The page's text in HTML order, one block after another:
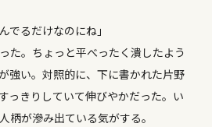
でるだけなのにね」
た。ちょっと平べったく潰したよう
強い。対照的に、下に書かれた片野
っきりしていて伸びやかだった。い
柄が滲み出ている気がする。